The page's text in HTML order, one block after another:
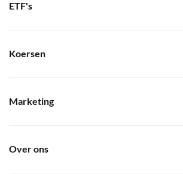
ETF's
Koersen
Marketing
Over ons